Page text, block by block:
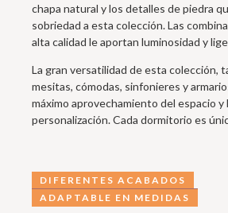
chapa natural y los detalles de piedra
sobriedad a esta colección. Las
alta calidad le aportan luminosidad y
La gran versatilidad de esta colección,
mesitas, cómodas, sinfonieres y
máximo aprovechamiento del espacio y
personalización. Cada dormitorio es
DIFERENTES ACABADOS
ADAPTABLE EN MEDIDAS